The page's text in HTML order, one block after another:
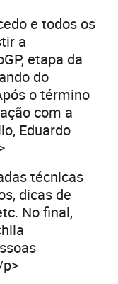
e todos os
a
etapa da
do
o término
com a
Eduardo
técnicas
dicas de
No final,